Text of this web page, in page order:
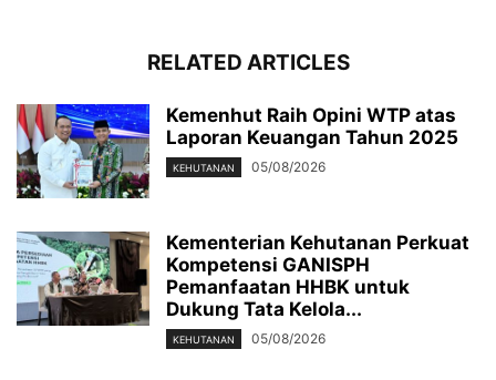
RELATED ARTICLES
Kemenhut Raih Opini WTP atas
Laporan Keuangan Tahun 2025
KEHUTANAN 05/08/2026
Kementerian Kehutanan Perkuat
Kompetensi GANISPH
Pemanfaatan HHBK untuk
Dukung Tata Kelola...
KEHUTANAN 05/08/2026